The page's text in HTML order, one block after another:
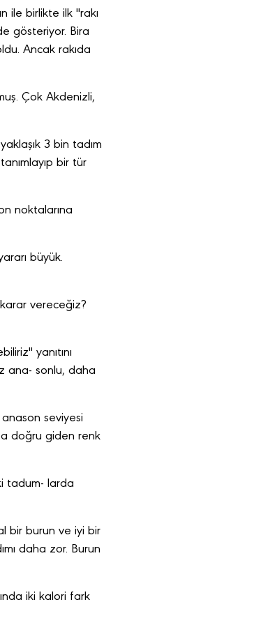
ile birlikte ilk "rakı
gösteriyor. Bira
Ancak rakıda
Çok Akdenizli,
3 bin tadım
bir tür
noktalarına
büyük.
vereceğiz?
yanıtını
ana- sonlu, daha
seviyesi
doğru giden renk
tadum- larda
bir burun ve iyi bir
daha zor. Burun
iki kalori fark